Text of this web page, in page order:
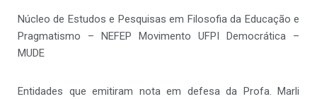
Núcleo de Estudos e Pesquisas em Filosofia da Educação e
Pragmatismo – NEFEP Movimento UFPI Democrática –
MUDE
Entidades que emitiram nota em defesa da Profa. Marli